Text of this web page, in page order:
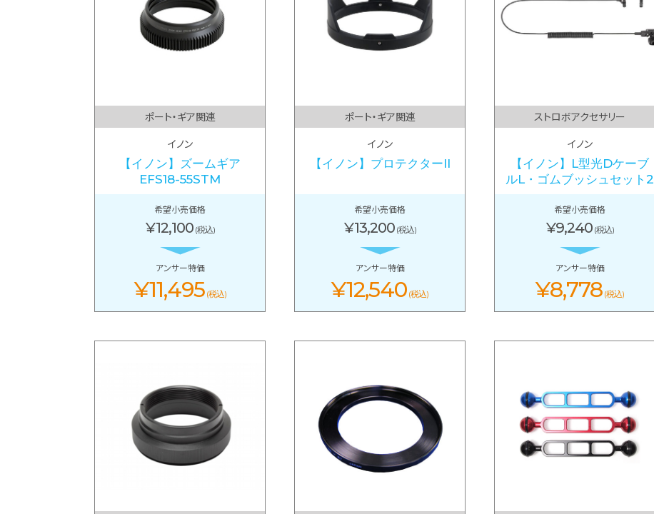
ポート・ギア関連
イノン
【イノン】ズームギア
EFS18-55STM
希望小売価格
¥12,100 (税込)
アンサー特価
¥11,495 (税込)
ポート・ギア関連
イノン
【イノン】プロテクターII
希望小売価格
¥13,200 (税込)
アンサー特価
¥12,540 (税込)
ストロボアクセサリー
イノン
【イノン】L型光Dケーブ
ルL・ゴムブッシュセット2
希望小売価格
¥9,240 (税込)
アンサー特価
¥8,778 (税込)